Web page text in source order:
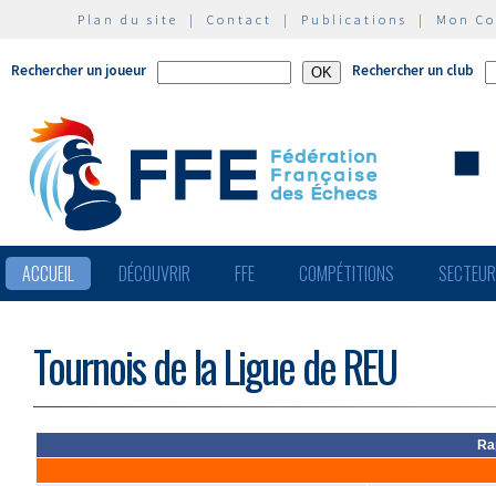
Plan du site | Contact | Publications | Mon
Rechercher un joueur Rechercher un club
ACCUEIL DÉCOUVRIR FFE COMPÉTITIONS
Tournois de la Ligue de REU